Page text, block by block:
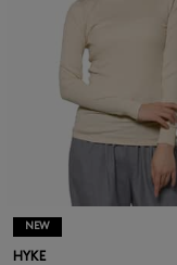
NEW
HYKE